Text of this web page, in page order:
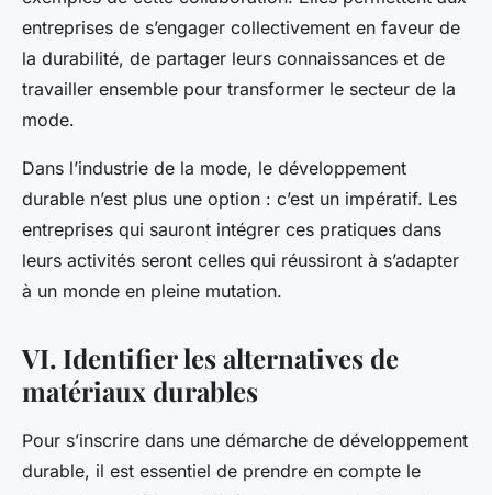
entreprises de s’engager collectivement en faveur de
la durabilité, de partager leurs connaissances et de
travailler ensemble pour transformer le secteur de la
mode.
Dans l’industrie de la mode, le développement
durable n’est plus une option : c’est un impératif. Les
entreprises qui sauront intégrer ces pratiques dans
leurs activités seront celles qui réussiront à s’adapter
à un monde en pleine mutation.
VI. Identifier les alternatives de
matériaux durables
Pour s’inscrire dans une démarche de développement
durable, il est essentiel de prendre en compte le